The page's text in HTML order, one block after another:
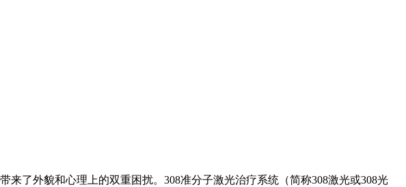
了外貌和心理上的双重困扰。308准分子激光治疗系统（简称308激光或308光